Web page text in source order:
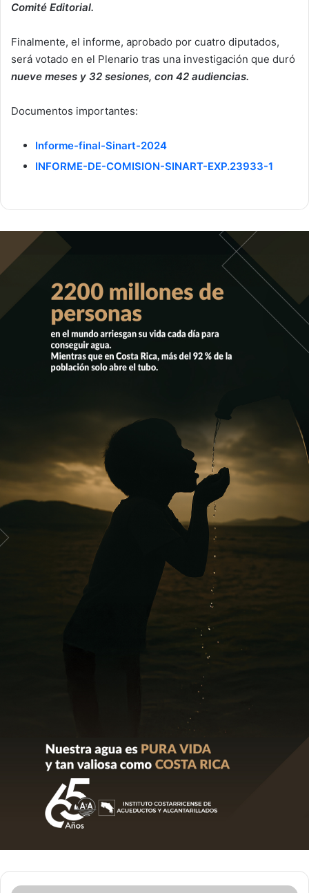
Comité Editorial.
Finalmente, el informe, aprobado por cuatro diputados,
será votado en el Plenario tras una investigación que duró
nueve meses y 32 sesiones, con 42 audiencias.
Documentos importantes:
Informe-final-Sinart-2024
INFORME-DE-COMISION-SINART-EXP.23933-1